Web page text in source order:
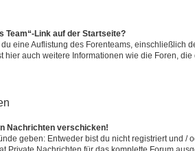
Team“-Link auf der Startseite?
eine Auflistung des Forenteams, einschließlich
hier auch weitere Informationen wie die Foren,
Nachrichten verschicken!
geben: Entweder bist du nicht registriert und /